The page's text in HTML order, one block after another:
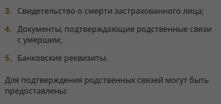
Свидетельство о смерти застрахованного лица;
Документы, подтверждающие родственные связи
с умершим;
Банковские реквизиты.
Для подтверждения родственных связей могут быть
предоставлены: